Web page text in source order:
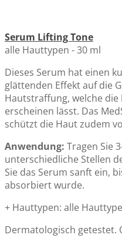
Serum Lifting Tone
alle Hauttypen - 30 ml
Dieses Serum hat einen
glättenden Effekt auf die
Hautstraffung, welche
erscheinen lässt. Das
schützt die Haut zudem
Anwendung: Tragen Sie
unterschiedliche Stellen
Sie das Serum sanft ein,
absorbiert wurde.
+ Hauttypen: alle
Dermatologisch getestet.